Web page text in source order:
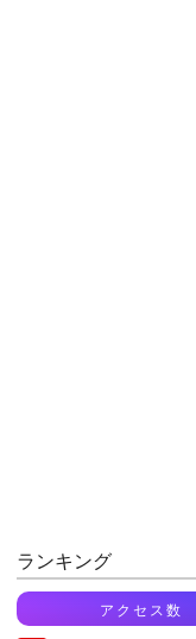
ランキング
アクセス数